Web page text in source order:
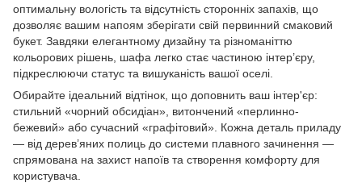
оптимальну вологість та відсутність сторонніх запахів, що
дозволяє вашим напоям зберігати свій первинний смаковий
букет. Завдяки елегантному дизайну та різноманіттю
кольорових рішень, шафа легко стає частиною інтер’єру,
підкреслюючи статус та вишуканість вашої оселі.
Обирайте ідеальний відтінок, що доповнить ваш інтер'єр:
стильний «чорний обсидіан», витончений «перлинно-
бежевий» або сучасний «графітовий». Кожна деталь приладу
— від дерев’яних полиць до системи плавного зачинення —
спрямована на захист напоїв та створення комфорту для
користувача.